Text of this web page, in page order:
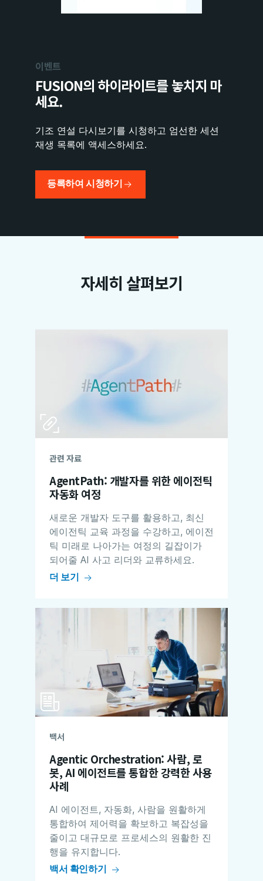
이벤트
FUSION의 하이라이트를 놓치지 마
세요.
기조 연설 다시보기를 시청하고 엄선한 세션
재생 목록에 액세스하세요.
등록하여 시청하기
자세히 살펴보기
관련 자료
AgentPath: 개발자를 위한 에이전틱
자동화 여정
새로운 개발자 도구를 활용하고, 최신
에이전틱 교육 과정을 수강하고, 에이전
틱 미래로 나아가는 여정의 길잡이가
되어줄 AI 사고 리더와 교류하세요.
더 보기
백서
Agentic Orchestration: 사람, 로
봇, AI 에이전트를 통합한 강력한 사용
사례
AI 에이전트, 자동화, 사람을 원활하게
통합하여 제어력을 확보하고 복잡성을
줄이고 대규모로 프로세스의 원활한 진
행을 유지합니다.
백서 확인하기